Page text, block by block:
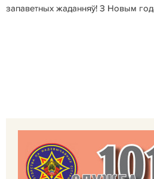
запаветных жаданняў! З Новым